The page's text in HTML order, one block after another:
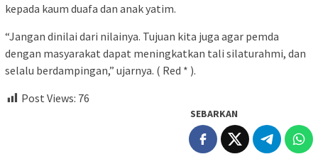
kepada kaum duafa dan anak yatim.
“Jangan dinilai dari nilainya. Tujuan kita juga agar pemda
dengan masyarakat dapat meningkatkan tali silaturahmi, dan
selalu berdampingan,” ujarnya. ( Red * ).
Post Views: 76
SEBARKAN